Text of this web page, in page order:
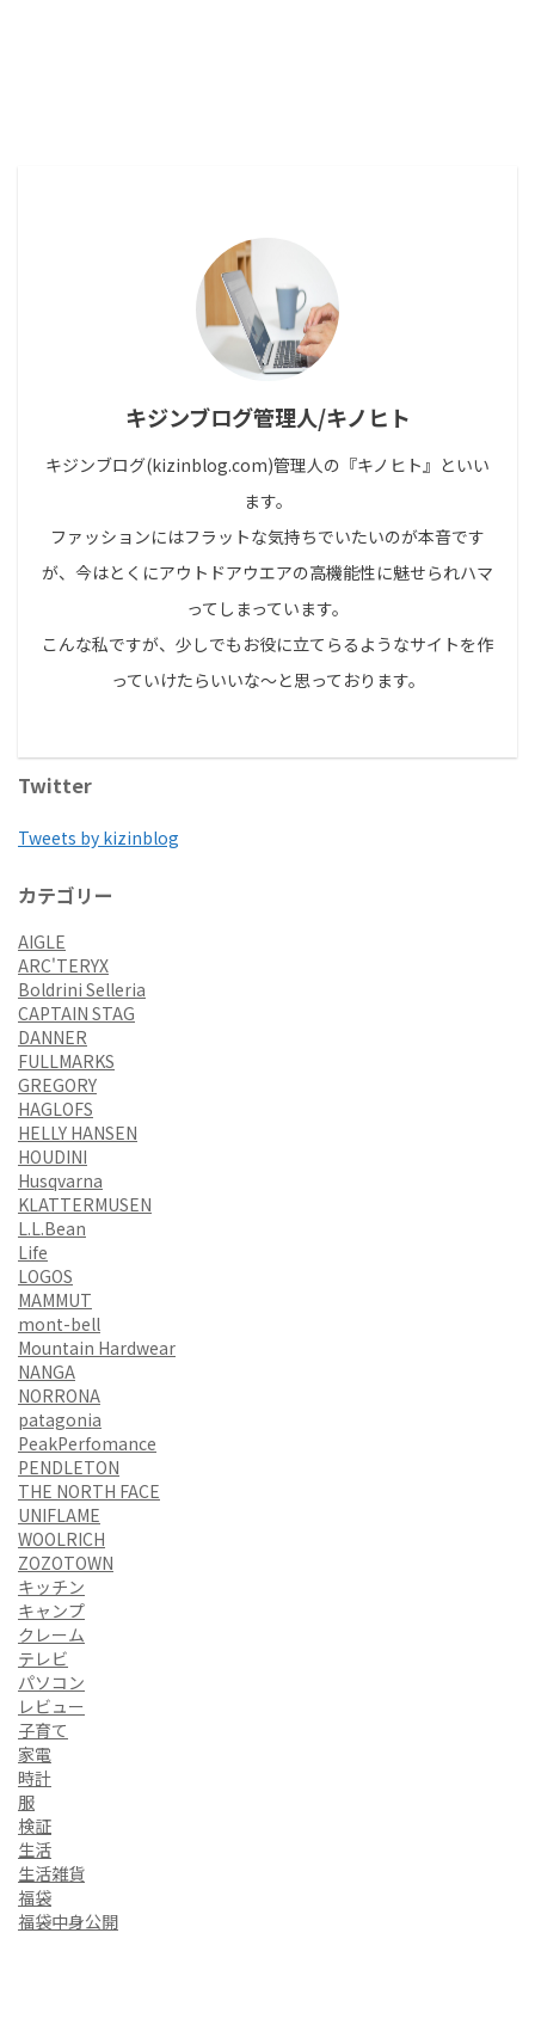
キジンブログ管理人/キノヒト
キジンブログ(kizinblog.com)管理人の『キノヒト』といい
ます。
ファッションにはフラットな気持ちでいたいのが本音です
が、今はとくにアウトドアウエアの高機能性に魅せられハマ
ってしまっています。
こんな私ですが、少しでもお役に立てらるようなサイトを作
っていけたらいいな～と思っております。
Twitter
Tweets by kizinblog
カテゴリー
AIGLE
ARC'TERYX
Boldrini Selleria
CAPTAIN STAG
DANNER
FULLMARKS
GREGORY
HAGLOFS
HELLY HANSEN
HOUDINI
Husqvarna
KLATTERMUSEN
L.L.Bean
Life
LOGOS
MAMMUT
mont-bell
Mountain Hardwear
NANGA
NORRONA
patagonia
PeakPerfomance
PENDLETON
THE NORTH FACE
UNIFLAME
WOOLRICH
ZOZOTOWN
キッチン
キャンプ
クレーム
テレビ
パソコン
レビュー
子育て
家電
時計
服
検証
生活
生活雑貨
福袋
福袋中身公開